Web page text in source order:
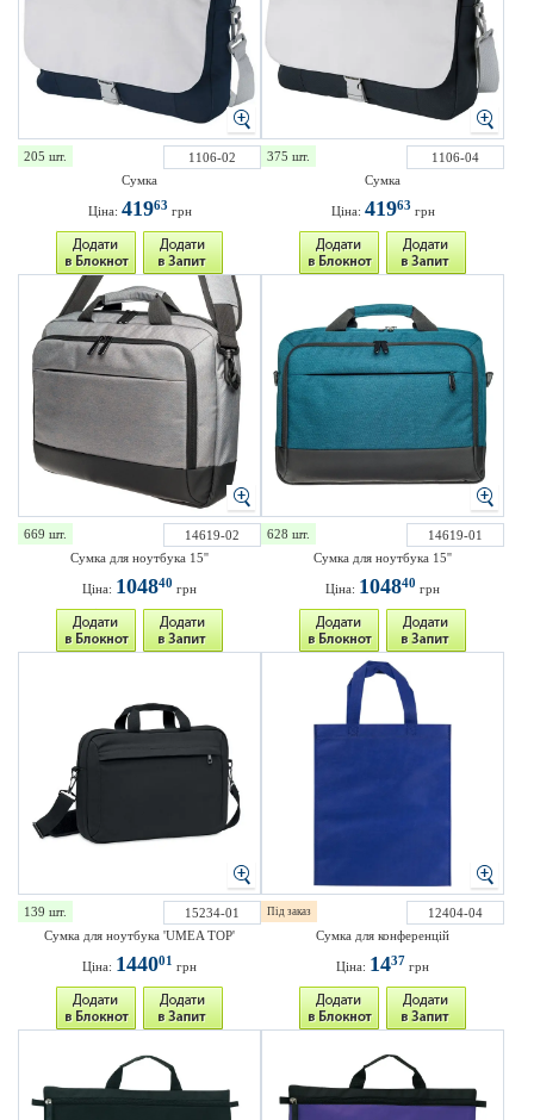
205 шт.
1106-02
Сумка
Ціна: 41963 грн
375 шт.
1106-04
Сумка
Ціна: 41963 грн
669 шт.
14619-02
Сумка для ноутбука 15''
Ціна: 104840 грн
628 шт.
14619-01
Сумка для ноутбука 15''
Ціна: 104840 грн
139 шт.
15234-01
Сумка для ноутбука 'UMEA TOP'
Ціна: 144001 грн
Під заказ
12404-04
Сумка для конференцій
Ціна: 1437 грн